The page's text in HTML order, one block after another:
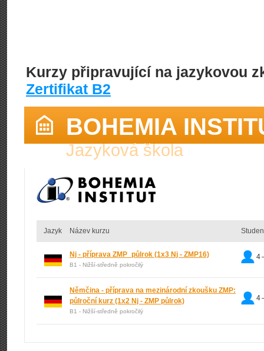
Kurzy připravující na jazykovou
Zertifikat B2
BOHEMIA
Jazyková škola
Jazyk Název kurzu
Nj - příprava ZMP_půlrok (1x3 Nj - ZMP16)
B1 - Nižší-středně pokročilý
4
Němčina - příprava na mezinárodní zkoušku ZMP:
půlroční kurz (1x2 Nj - ZMP půlrok)
B1 - Nižší-středně pokročilý
4